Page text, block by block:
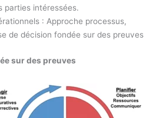
parties intéressées.
: Approche processus,
de décision fondée sur des preuves
sur des preuves